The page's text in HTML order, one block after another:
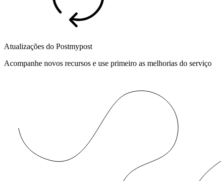
Atualizações do Postmypost
Acompanhe novos recursos e use primeiro as melhorias do serviço